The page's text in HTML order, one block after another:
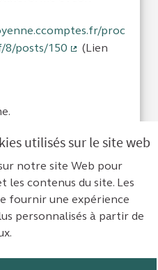
utilisés sur le site web
notre site Web pour
contenus du site. Les
fournir une expérience
personnalisés à partir de
proc
8/posts/150
(Lien